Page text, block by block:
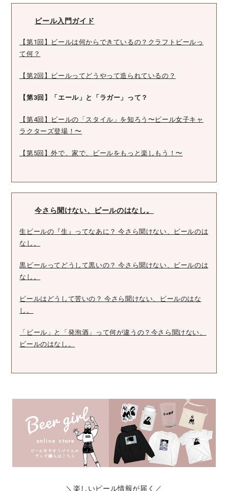
ビール入門ガイド
【第1回】ビールは何からできているの？クラフトビールっ
て何？
【第2回】ビールってどうやって造られているの？
【第3回】「エール」と「ラガー」って？
【第4回】ビールの「スタイル」を知ろう〜ビール女子キャ
ラクターズ登場！〜
【第5回】外で、家で、ビールをもっと楽しもう！〜
今さら聞けない、ビールのはなし。
生ビールの『生』ってなあに？ 今さら聞けない、ビールのは
なし。
黒ビールってどうして黒いの？ 今さら聞けない、ビールのは
なし。
ビールはどうして苦いの？ 今さら聞けない、ビールのはな
し。
「ビール」と「発泡酒」って何が違うの？今さら聞けない、
ビールのはなし。
＼楽しいビール情報が届く／